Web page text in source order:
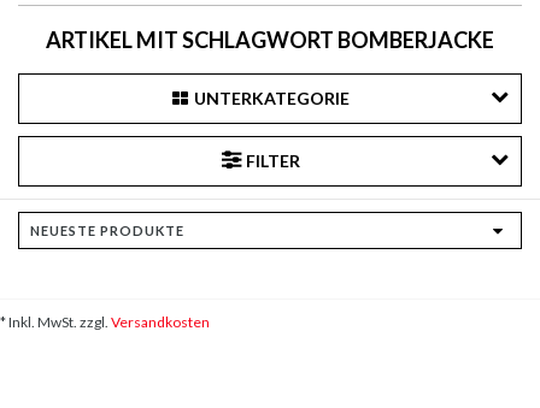
ARTIKEL MIT SCHLAGWORT BOMBERJACKE
UNTERKATEGORIE
FILTER
* Inkl. MwSt. zzgl. Versandkosten